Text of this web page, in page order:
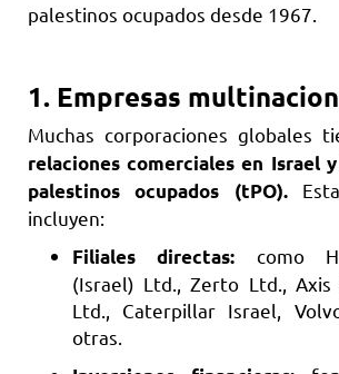
palestinos ocupados desde 1967.
1. Empresas
Muchas corporaciones globales
relaciones comerciales en Israel
palestinos ocupados (tPO).
incluyen:
Filiales directas: como
(Israel) Ltd., Zerto Ltd., Axis
Ltd., Caterpillar Israel,
otras.